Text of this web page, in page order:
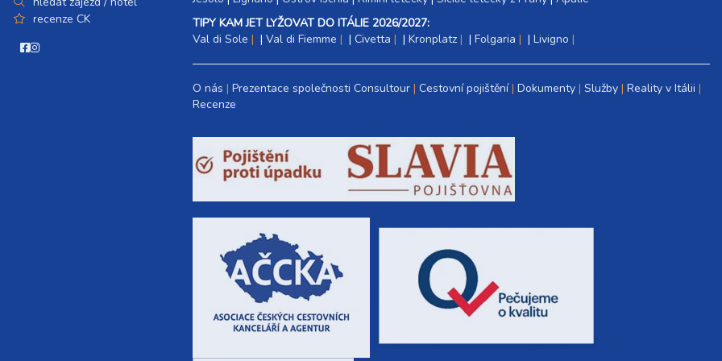
recenze CK
TIPY KAM JET LYŽOVAT DO ITÁLIE 2026/2027:
Val di Sole
| Val di Fiemme | Civetta | Kronplatz | Folgaria | Livigno
O nás Prezentace společnosti Consultour Cestovní pojištění Dokumenty Služby Reality v Itálii
Recenze